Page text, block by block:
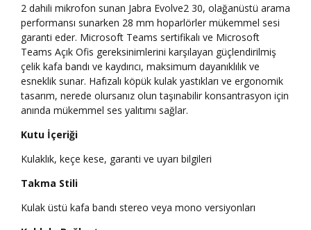
2 dahili mikrofon sunan Jabra Evolve2 30, olağanüstü arama
performansı sunarken 28 mm hoparlörler mükemmel sesi
garanti eder. Microsoft Teams sertifikalı ve Microsoft
Teams Açık Ofis gereksinimlerini karşılayan güçlendirilmiş
çelik kafa bandı ve kaydırıcı, maksimum dayanıklılık ve
esneklik sunar. Hafızalı köpük kulak yastıkları ve ergonomik
tasarım, nerede olursanız olun taşınabilir konsantrasyon için
anında mükemmel ses yalıtımı sağlar.
Kutu İçeriği
Kulaklık, keçe kese, garanti ve uyarı bilgileri
Takma Stili
Kulak üstü kafa bandı stereo veya mono versiyonları